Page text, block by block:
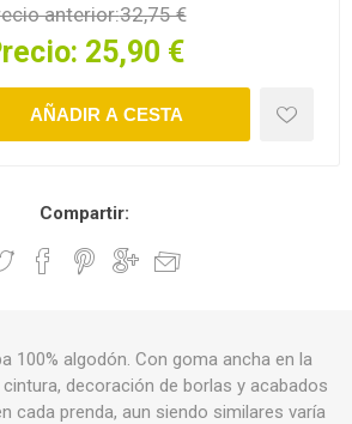
anterior:32,75 €
25,90 €
Compartir:
100% algodón. Con goma ancha en la
decoración de borlas y acabados
cada prenda, aun siendo similares varía